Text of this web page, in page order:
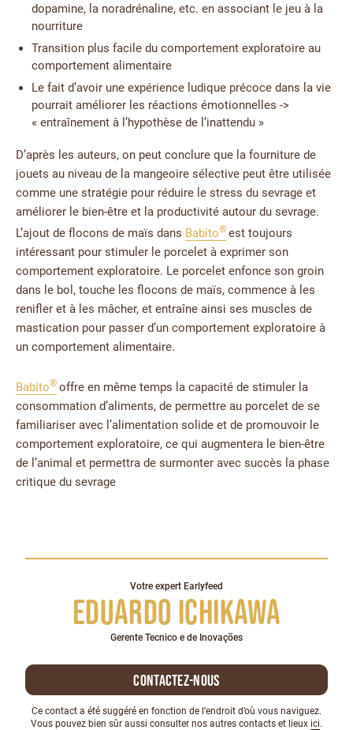
dopamine, la noradrénaline, etc. en associant le jeu à la
nourriture
Transition plus facile du comportement exploratoire au
comportement alimentaire
Le fait d’avoir une expérience ludique précoce dans la vie
pourrait améliorer les réactions émotionnelles ->
« entraînement à l’hypothèse de l’inattendu »
D’après les auteurs, on peut conclure que la fourniture de
jouets au niveau de la mangeoire sélective peut être utilisée
comme une stratégie pour réduire le stress du sevrage et
améliorer le bien-être et la productivité autour du sevrage.
L’ajout de flocons de maïs dans Babito® est toujours
intéressant pour stimuler le porcelet à exprimer son
comportement exploratoire. Le porcelet enfonce son groin
dans le bol, touche les flocons de maïs, commence à les
renifler et à les mâcher, et entraîne ainsi ses muscles de
mastication pour passer d’un comportement exploratoire à
un comportement alimentaire.
Babito® offre en même temps la capacité de stimuler la
consommation d’aliments, de permettre au porcelet de se
familiariser avec l’alimentation solide et de promouvoir le
comportement exploratoire, ce qui augmentera le bien-être
de l’animal et permettra de surmonter avec succès la phase
critique du sevrage
Votre expert Earlyfeed
Eduardo Ichikawa
Gerente Tecnico e de Inovações
Contactez-nous
Ce contact a été suggéré en fonction de l’endroit d’où vous naviguez.
Vous pouvez bien sûr aussi consulter nos autres contacts et lieux ici.